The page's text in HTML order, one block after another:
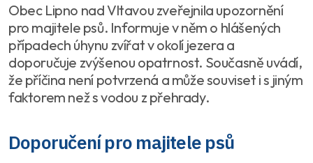
Obec Lipno nad Vltavou zveřejnila upozornění
pro majitele psů. Informuje v něm o hlášených
případech úhynu zvířat v okolí jezera a
doporučuje zvýšenou opatrnost. Současně uvádí,
že příčina není potvrzená a může souviset i s jiným
faktorem než s vodou z přehrady.
Doporučení pro majitele psů